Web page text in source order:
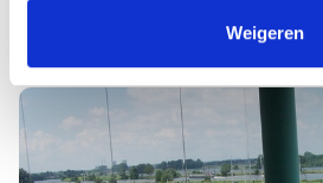
Weigeren